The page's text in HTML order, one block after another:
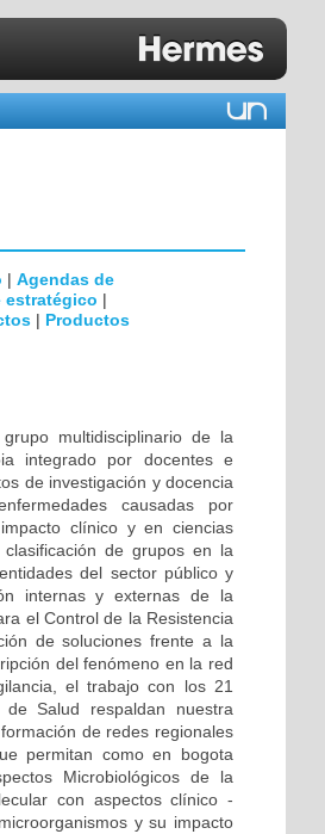
| Agendas de
estratégico |
| Productos
multidisciplinario de la
integrado por docentes e
de investigación y docencia
causadas por
clínico y en ciencias
de grupos en la
del sector público y
internas y externas de la
el Control de la Resistencia
de soluciones frente a la
del fenómeno en la red
el trabajo con los 21
Salud respaldan nuestra
de redes regionales
permitan como en bogota
Microbiológicos de la
con aspectos clínico -
y su impacto